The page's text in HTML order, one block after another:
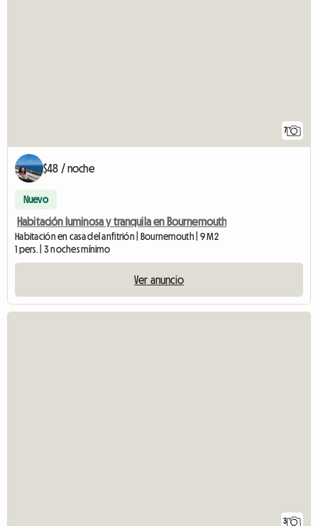
7
$48 / noche
Nuevo
Habitación luminosa y tranquila en Bournemouth
Habitación en casa del anfitrión | Bournemouth | 9 M2
1 pers. | 3 noches mínimo
Ver anuncio
3